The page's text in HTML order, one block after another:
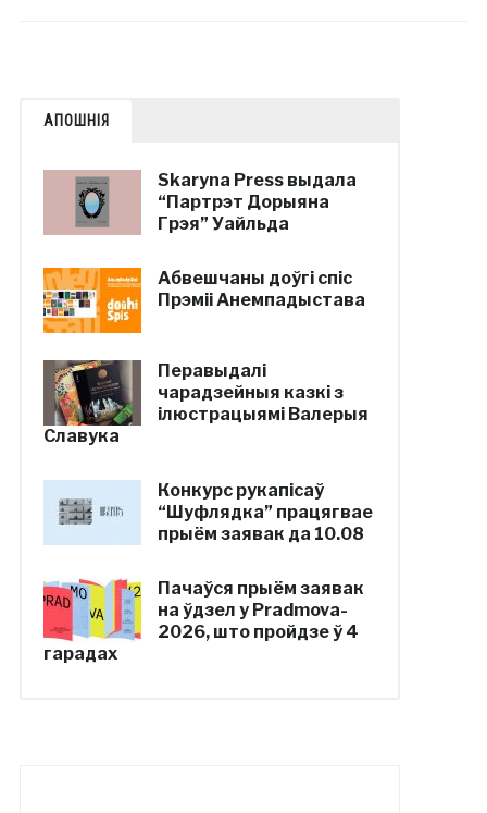
АПОШНІЯ
Skaryna Press выдала
“Партрэт Дорыяна
Грэя” Уайльда
Абвешчаны доўгі спіс
Прэміі Анемпадыстава
Перавыдалі
чарадзейныя казкі з
ілюстрацыямі Валерыя
Славука
Конкурс рукапісаў
“Шуфлядка” працягвае
прыём заявак да 10.08
Пачаўся прыём заявак
на ўдзел у Pradmova-
2026, што пройдзе ў 4
гарадах